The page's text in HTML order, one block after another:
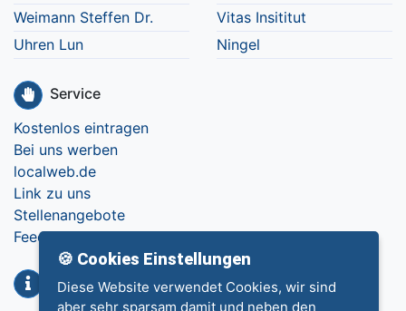
Weimann Steffen Dr.
Uhren Lun
Vitas Insititut
Ningel
Service
Kostenlos eintragen
Bei uns werben
localweb.de
Link zu uns
Stellenangebote
Feedback
Info
🍪 Cookies Einstellungen
Diese Website verwendet Cookies, wir sind
aber sehr sparsam damit und neben den